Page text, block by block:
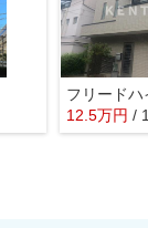
フリードハ
12.5万円 /